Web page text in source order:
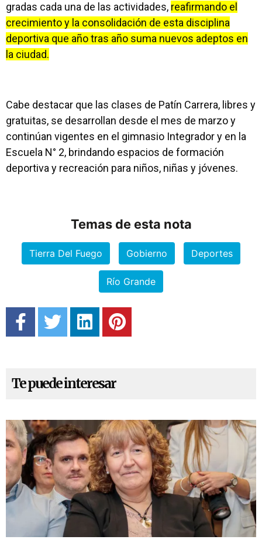
gradas cada una de las actividades, reafirmando el
crecimiento y la consolidación de esta disciplina
deportiva que año tras año suma nuevos adeptos en
la ciudad.
Cabe destacar que las clases de Patín Carrera, libres y
gratuitas, se desarrollan desde el mes de marzo y
continúan vigentes en el gimnasio Integrador y en la
Escuela N° 2, brindando espacios de formación
deportiva y recreación para niños, niñas y jóvenes.
Temas de esta nota
Tierra Del Fuego Gobierno Deportes
Río Grande
Te puede interesar